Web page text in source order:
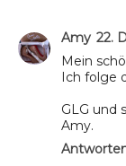
Amy 22.
Mein
Ich folge
GLG und
Amy.